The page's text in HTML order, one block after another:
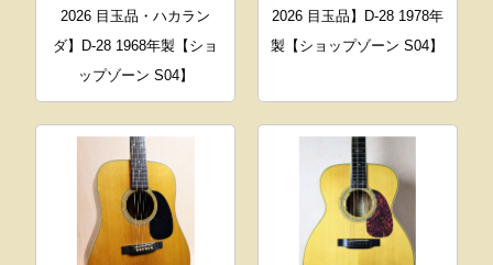
2026 目玉品・ハカラン
ダ】D-28 1968年製【ショ
ップゾーン S04】
2026 目玉品】D-28 1978年
製【ショップゾーン S04】